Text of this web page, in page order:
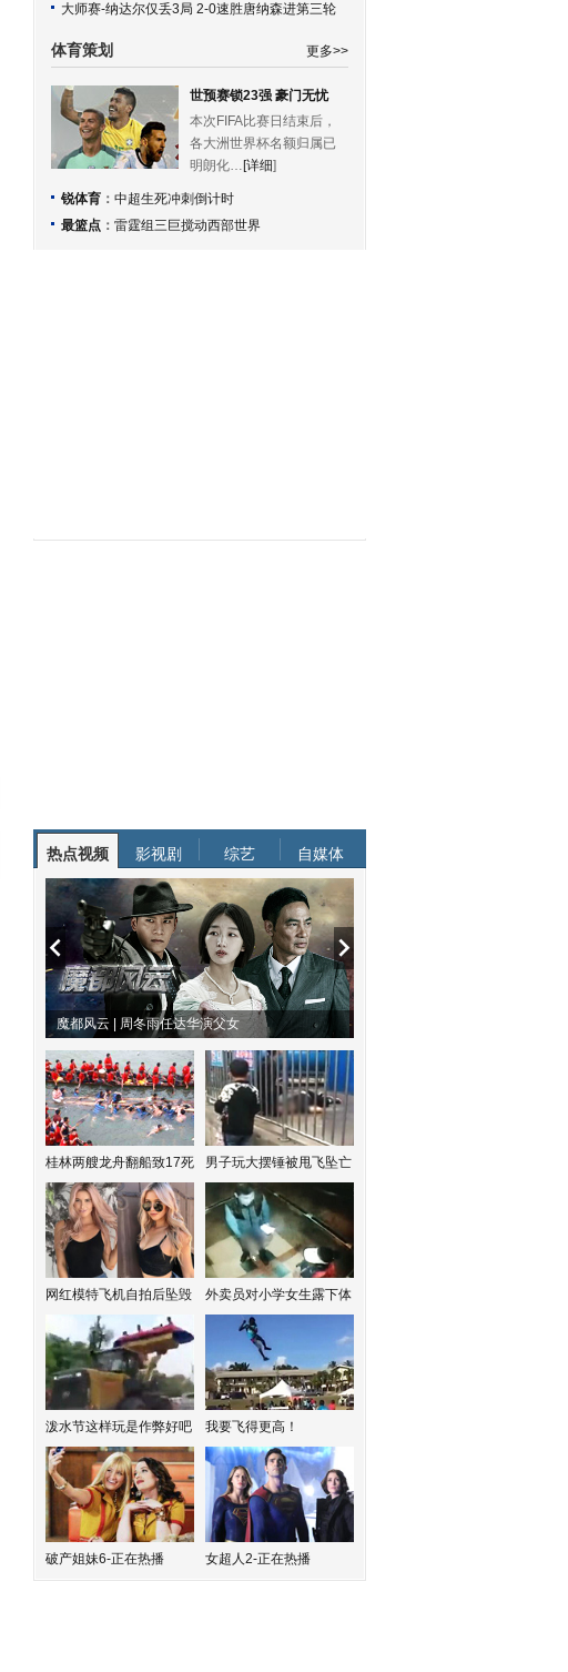
大师赛-纳达尔仅丢3局 2-0速胜唐纳森进第三轮
体育策划 更多>>
世预赛锁23强 豪门无忧
本次FIFA比赛日结束后，
各大洲世界杯名额归属已
明朗化… [详细]
锐体育 ： 中超生死冲刺倒计时
最篮点 ： 雷霆组三巨搅动西部世界
热点视频 影视剧 综艺 自媒体
南方有乔木 | “科创CP”渐入佳境
桂林两艘龙舟翻船致17死 男子玩大摆锤被甩飞坠亡
网红模特飞机自拍后坠毁 外卖员对小学女生露下体
泼水节这样玩是作弊好吧 我要飞得更高！
破产姐妹6-正在热播 女超人2-正在热播